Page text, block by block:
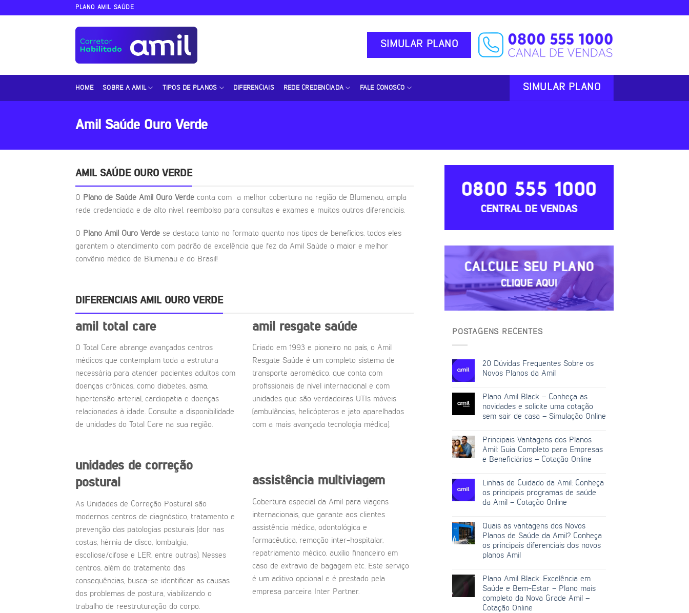
PLANO AMIL SAÚDE
SIMULAR PLANO
HOME SOBRE A AMIL TIPOS DE PLANOS DIFERENCIAIS REDE CREDENCIADA FALE CONOSCO SIMULAR PLANO
Amil Saúde Ouro Verde
AMIL SAÚDE OURO VERDE
O Plano de Saúde Amil Ouro Verde conta com a melhor cobertura na região de Blumenau, ampla
rede credenciada e de alto nível, reembolso para consultas e exames e muitos outros diferenciais.
O Plano Amil Ouro Verde se destaca tanto no formato quanto nos tipos de benefícios, todos eles
garantem o atendimento com padrão de excelência que fez da Amil Saúde o maior e melhor
convênio médico de Blumenau e do Brasil!
DIFERENCIAIS AMIL OURO VERDE
amil total care
O Total Care abrange avançados centros
médicos que contemplam toda a estrutura
necessária para atender pacientes adultos com
doenças crônicas, como diabetes, asma,
hipertensão arterial, cardiopatia e doenças
relacionadas à idade. Consulte a disponibilidade
de unidades do Total Care na sua região.
amil resgate saúde
Criado em 1993 e pioneiro no país, o Amil
Resgate Saúde é um completo sistema de
transporte aeromédico, que conta com
profissionais de nível internacional e com
unidades que são verdadeiras UTIs móveis
(ambulâncias, helicópteros e jato aparelhados
com a mais avançada tecnologia médica).
unidades de correção
postural
As Unidades de Correção Postural são
modernos centros de diagnóstico, tratamento e
prevenção das patologias posturais (dor nas
costas, hérnia de disco, lombalgia,
escoliose/cifose e LER, entre outras). Nesses
centros, além do tratamento das
consequências, busca-se identificar as causas
dos problemas de postura, viabilizando o
trabalho de reestruturação do corpo.
assistência multiviagem
Cobertura especial da Amil para viagens
internacionais, que garante aos clientes
assistência médica, odontológica e
farmacêutica, remoção inter-hospitalar,
repatriamento médico, auxílio financeiro em
caso de extravio de bagagem etc. Este serviço
é um aditivo opcional e é prestado pela
empresa parceira Inter Partner.
0800 555 1000
CENTRAL DE VENDAS
CALCULE SEU PLANO
CLIQUE AQUI
POSTAGENS RECENTES
20 Dúvidas Frequentes Sobre os
Novos Planos da Amil
Plano Amil Black – Conheça as
novidades e solicite uma cotação
sem sair de casa – Simulação Online
Principais Vantagens dos Planos
Amil: Guia Completo para Empresas
e Beneficiários – Cotação Online
Linhas de Cuidado da Amil: Conheça
os principais programas de saúde
da Amil – Cotação Online
Quais as vantagens dos Novos
Planos de Saúde da Amil? Conheça
os principais diferenciais dos novos
planos Amil
Plano Amil Black: Excelência em
Saúde e Bem-Estar – Plano mais
completo da Nova Grade Amil –
Cotação Online